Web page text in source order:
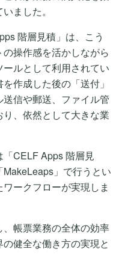
ました。
階層見積」は、こう
操作感を活かしながら
ルとして利用されてい
作成した後の「送付」
信や郵送、ファイル管
、依然として大きな業
CELF Apps 階層見
」で行うとい
ークフローが実現しま
帳票業務の全体の効率
健全な働き方の実現と